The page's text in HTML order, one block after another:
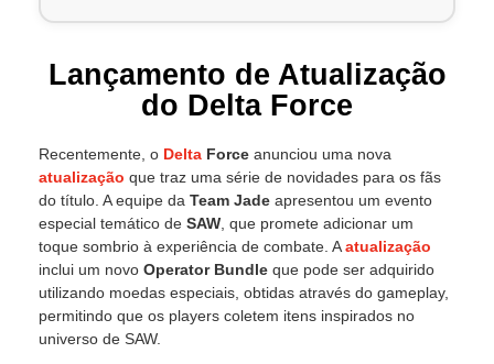
Lançamento de Atualização
do Delta Force
Recentemente, o Delta Force anunciou uma nova
atualização que traz uma série de novidades para os fãs
do título. A equipe da Team Jade apresentou um evento
especial temático de SAW , que promete adicionar um
toque sombrio à experiência de combate. Aatualização
inclui um novo Operator Bundle que pode ser adquirido
utilizando moedas especiais, obtidas através do gameplay,
permitindo que os players coletem itens inspirados no
universo de SAW.